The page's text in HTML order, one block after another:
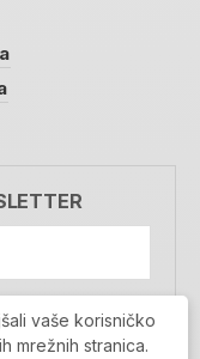
u bazu
vaše korisničko
mrežnih stranica.